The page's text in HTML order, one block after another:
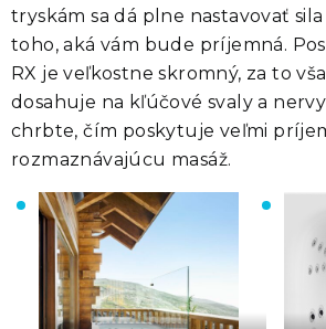
tryskám sa dá plne nastavovať
toho, aká vám bude príjemná.
RX je veľkostne skromný, za to
dosahuje na kľúčové svaly a
chrbte, čím poskytuje veľmi
rozmaznávajúcu masáž.